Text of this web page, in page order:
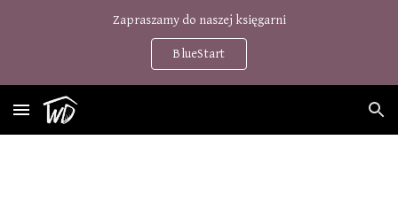
Zapraszamy do naszej księgarni
BlueStart